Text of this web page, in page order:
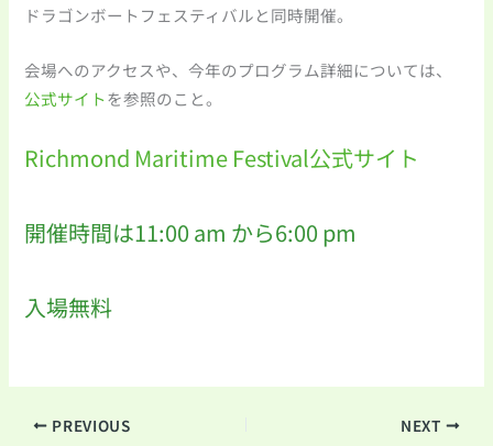
ドラゴンボートフェスティバルと同時開催。
会場へのアクセスや、今年のプログラム詳細については、
公式サイトを参照のこと。
Richmond Maritime Festival公式サイト
開催時間は11:00 am から6:00 pm
入場無料
PREVIOUS NEXT